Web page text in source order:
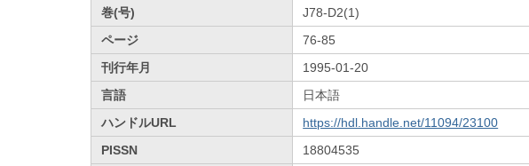
巻(号)
J78-D2(1)
ページ
76-85
刊行年月
1995-01-20
言語
日本語
ハンドルURL
https://hdl.handle.net/11094/23100
PISSN
18804535